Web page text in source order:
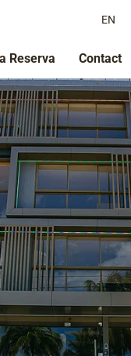
EN
Reserva Contact